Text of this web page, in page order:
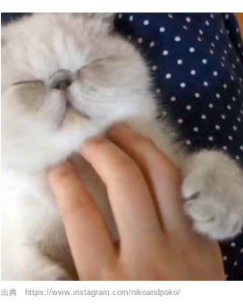
出典 https://www.instagram.com/nikoandpoko/